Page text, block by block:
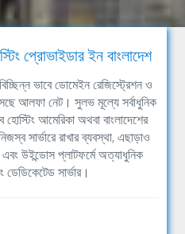
প্রোভাইডার ইন বাংলাদেশ
ভাবে ডোমেইন রেজিস্ট্রেশন ও
আলফা নেট। সুলভ মূল্যে সর্বাধুনিক
আমেরিকা অথবা বাংলাদেশের
সার্ভারে রাখার ব্যবস্থা, এছাড়াও
এবং উইন্ডোস প্লাটফর্মে অত্যাধুনিক
ডেডিকেটেড সার্ভার।